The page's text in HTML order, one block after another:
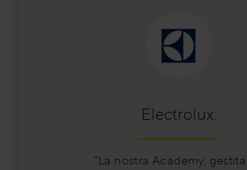
Electrolux:
“La nostra Academy,